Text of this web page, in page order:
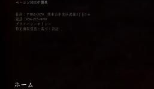
ベーコンSHOP 燻炙
住所：〒862-0970 熊本市中央区渡鹿3丁目1-6
電話：096-273-6090
特定商取引法に基づく表記
​プライバシーポリシー
ホーム